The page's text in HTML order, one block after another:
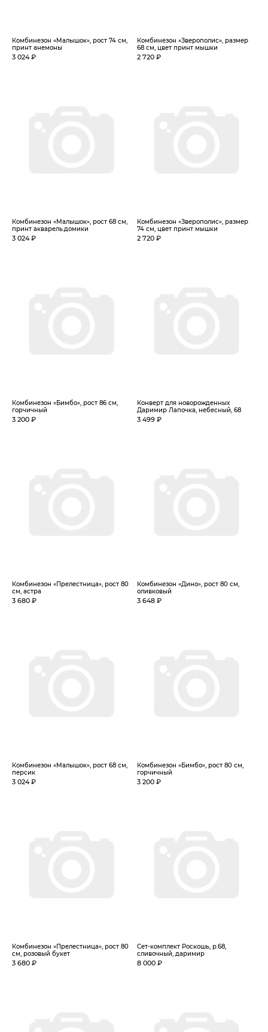
Комбинезон «Малышок», рост 74 см,
принт анемоны
3 024 ₽
Комбинезон «Зверополис», размер
68 см, цвет принт мышки
2 720 ₽
Комбинезон «Малышок», рост 68 см,
принт акварель.домики
3 024 ₽
Комбинезон «Зверополис», размер
74 см, цвет принт мышки
2 720 ₽
Комбинезон «Бимбо», рост 86 см,
горчичный
3 200 ₽
Конверт для новорожденных
Даримир Лапочка, небесный, 68
3 499 ₽
Комбинезон «Прелестница», рост 80
см, астра
3 680 ₽
Комбинезон «Дино», рост 80 см,
оливковый
3 648 ₽
Комбинезон «Малышок», рост 68 см,
персик
3 024 ₽
Комбинезон «Бимбо», рост 80 см,
горчичный
3 200 ₽
Комбинезон «Прелестница», рост 80
см, розовый букет
3 680 ₽
Сет-комплект Роскошь, р.68,
сливочный, даримир
8 000 ₽